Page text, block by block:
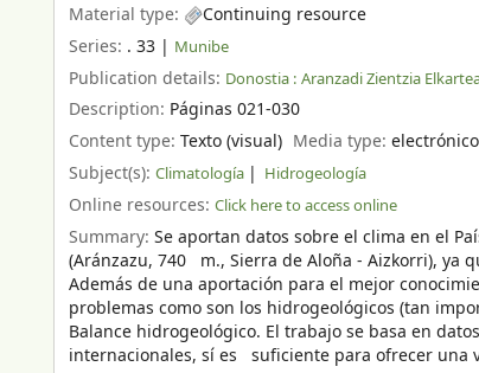
Material type:
Continuing resource
Series: . 33 | Munibe
Publication details: Donostia : Aranzadi Zientzia
Description: Páginas 021-030
Content type: Texto (visual) Media type:electrónico
Subject(s): Climatología Hidrogeología
Online resources: Click here to access online
Summary: Se aportan datos sobre el clima en el
(Aránzazu, 740 m., Sierra de Aloña - Aizkorri), ya
Además de una aportación para el mejor
problemas como son los hidrogeológicos (tan
Balance hidrogeológico. El trabajo se basa en
internacionales, sí es suficiente para ofrecer una